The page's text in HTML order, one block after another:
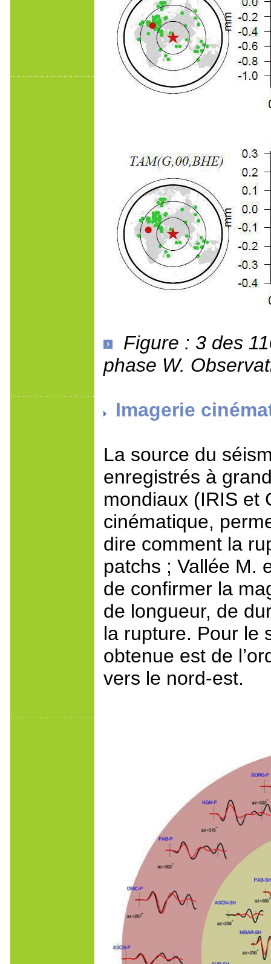
Figure : 3 des
phase W.
Imagerie
La source du
enregistrés à
mondiaux (IRIS et
cinématique,
dire comment la
patchs ; Vallée M.
de confirmer la
de longueur, de
la rupture. Pour le
obtenue est de
vers le nord-est.